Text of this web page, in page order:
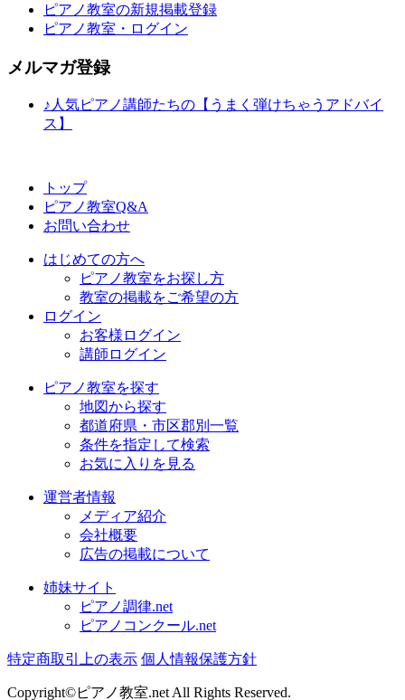
ピアノ教室の新規掲載登録
ピアノ教室・ログイン
メルマガ登録
♪人気ピアノ講師たちの【うまく弾けちゃうアドバイ
ス】
トップ
ピアノ教室Q&A
お問い合わせ
はじめての方へ
ピアノ教室をお探し方
教室の掲載をご希望の方
ログイン
お客様ログイン
講師ログイン
ピアノ教室を探す
地図から探す
都道府県・市区郡別一覧
条件を指定して検索
お気に入りを見る
運営者情報
メディア紹介
会社概要
広告の掲載について
姉妹サイト
ピアノ調律.net
ピアノコンクール.net
特定商取引上の表示 個人情報保護方針
Copyright©ピアノ教室.net All Rights Reserved.